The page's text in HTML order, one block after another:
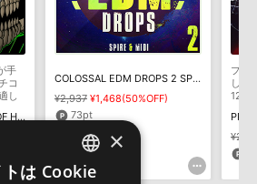
サウンドを使ってできることを紹介するた
ン用の楽曲です。原則として、デモソング
くことはできません。また、デモソングを
が、サンプルパックに含まれていることを
せん。
性質上、一切の返品・返金はお受け付け致
SPIRE MIDIのサポート情報
手
コ
し
DJ MUTANTE - SHADES OF HARDCORE
COLOSSAL EDM DROPS 2 SPIRE AND MIDI
¥2,937 ¥1,468(50%OFF)
73pt
プロ
した
128
ENGLISH
×
トは Cookie